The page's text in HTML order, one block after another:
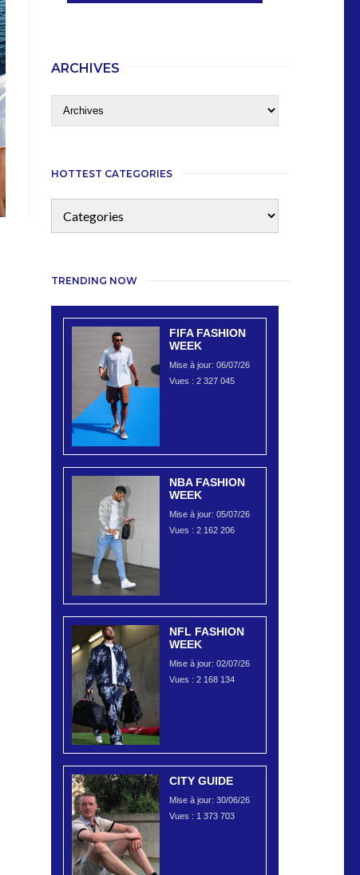
ARCHIVES
HOTTEST CATEGORIES
TRENDING NOW
FIFA FASHION
WEEK
Mise à jour: 06/07/26
Vues : 2 327 045
NBA FASHION
WEEK
Mise à jour: 05/07/26
Vues : 2 162 206
NFL FASHION
WEEK
Mise à jour: 02/07/26
Vues : 2 168 134
CITY GUIDE
Mise à jour: 30/06/26
Vues : 1 373 703